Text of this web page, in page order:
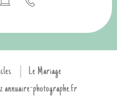
Le Mariage
annuaire-photographe.fr